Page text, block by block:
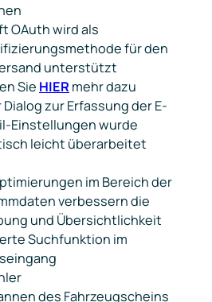
OAuth wird als
für den
unterstützt
Sie HIER mehr dazu
Dialog zur Erfassung der E-
Einstellungen wurde
leicht überarbeitet
im Bereich der
verbessern die
und Übersichtlichkeit
Suchfunktion im
des Fahrzeugscheins